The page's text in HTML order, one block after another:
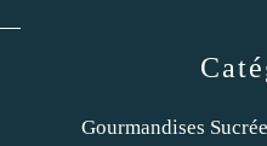
Gourmandises